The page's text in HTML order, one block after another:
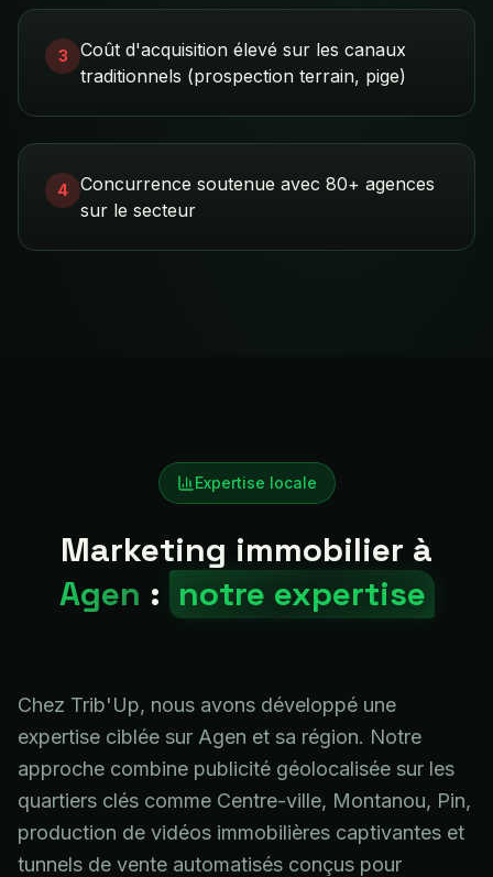
3
Coût d'acquisition élevé sur les canaux
traditionnels (prospection terrain, pige)
4
Concurrence soutenue avec 80+ agences
sur le secteur
Expertise locale
Marketing immobilier à
Agen : notre expertise
Chez Trib'Up, nous avons développé une
expertise ciblée sur Agen et sa région. Notre
approche combine publicité géolocalisée sur les
quartiers clés comme Centre-ville, Montanou, Pin,
production de vidéos immobilières captivantes et
tunnels de vente automatisés conçus pour